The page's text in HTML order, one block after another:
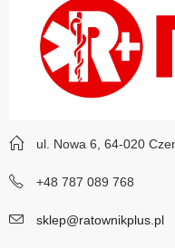
ul. Nowa 6, 64-020
+48 787 089 768
sklep@ratownikplus.pl